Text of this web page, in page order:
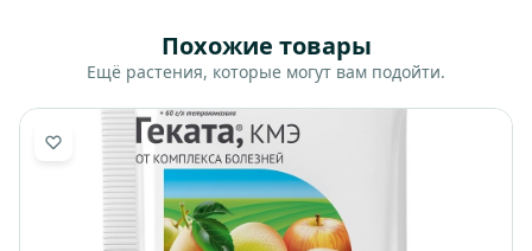
Похожие товары
Ещё растения, которые могут вам подойти.